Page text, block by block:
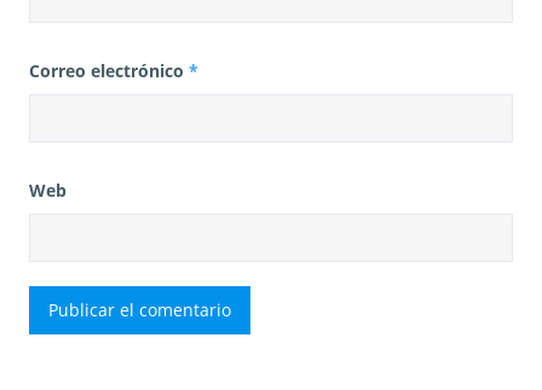
Correo electrónico *
Web